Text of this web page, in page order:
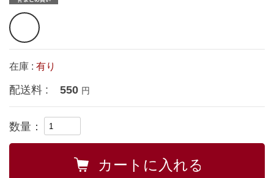
在庫 : 有り
配送料 : 550 円
数量：